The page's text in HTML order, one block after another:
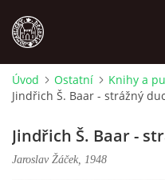
MÍSTOPIS
NÁRODOPIS
Úvod Ostatní Knihy a
Jindřich Š. Baar - strážný
Jindřich Š. Baar -
Jaroslav Žáček, 1948